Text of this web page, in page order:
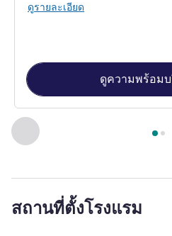
ก่อนหน้า - ห้องพัก
หน้า1 , ห้องพัก 1 :
ดูรายละเอียด
ดูความพร้อมบ
สถานที่ตั้งโรงแรม